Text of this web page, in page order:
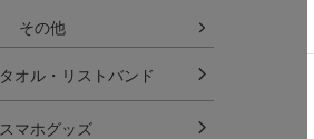
その他
タオル・リストバンド
スマホグッズ